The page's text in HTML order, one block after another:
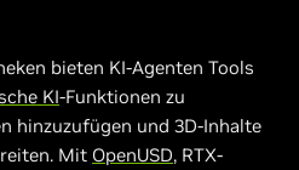
bieten KI-Agenten Tools
KI-Funktionen zu
hinzuzufügen und 3D-Inhalte
Mit OpenUSD, RTX-